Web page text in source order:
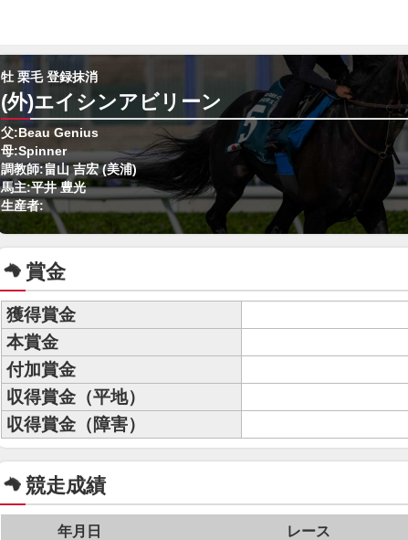
牡 栗毛 登録抹消
(外)エイシンアビリーン
父:Beau Genius
母:Spinner
調教師:畠山 吉宏 (美浦)
馬主:平井 豊光
生産者:
賞金
獲得賞金
本賞金
付加賞金
収得賞金（平地）
収得賞金（障害）
競走成績
年月日 レース